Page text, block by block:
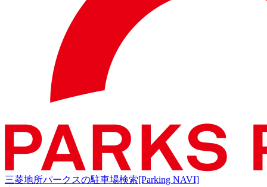
三菱地所パークスの駐車場検索[Parking NAVI]